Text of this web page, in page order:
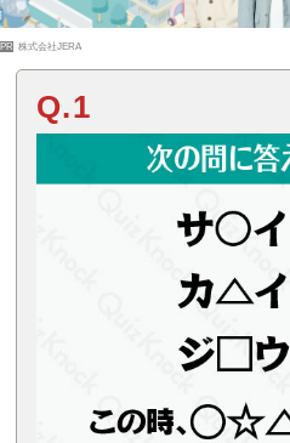
PR 株式会社JERA
Q.1